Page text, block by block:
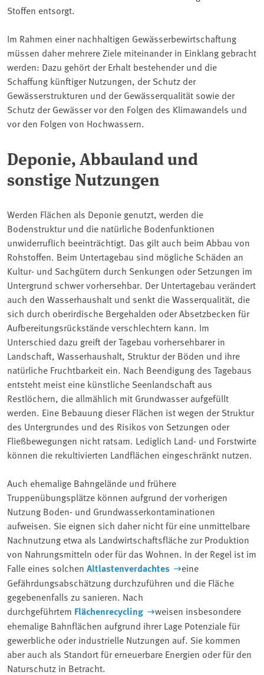
Stoffen entsorgt.
Im Rahmen einer nachhaltigen Gewässerbewirtschaftung
müssen daher mehrere Ziele miteinander in Einklang gebracht
werden: Dazu gehört der Erhalt bestehender und die
Schaffung künftiger Nutzungen, der Schutz der
Gewässerstrukturen und der Gewässerqualität sowie der
Schutz der Gewässer vor den Folgen des Klimawandels und
vor den Folgen von Hochwassern.
Deponie, Abbauland und
sonstige Nutzungen
Werden Flächen als Deponie genutzt, werden die
Bodenstruktur und die natürliche Bodenfunktionen
unwiderruflich beeinträchtigt. Das gilt auch beim Abbau von
Rohstoffen. Beim Untertagebau sind mögliche Schäden an
Kultur- und Sachgütern durch Senkungen oder Setzungen im
Untergrund schwer vorhersehbar. Der Untertagebau verändert
auch den Wasserhaushalt und senkt die Wasserqualität, die
sich durch oberirdische Bergehalden oder Absetzbecken für
Aufbereitungsrückstände verschlechtern kann. Im
Unterschied dazu greift der Tagebau vorhersehbarer in
Landschaft, Wasserhaushalt, Struktur der Böden und ihre
natürliche Fruchtbarkeit ein. Nach Beendigung des Tagebaus
entsteht meist eine künstliche Seenlandschaft aus
Restlöchern, die allmählich mit Grundwasser aufgefüllt
werden. Eine Bebauung dieser Flächen ist wegen der Struktur
des Untergrundes und des Risikos von Setzungen oder
Fließbewegungen nicht ratsam. Lediglich Land- und Forstwirte
können die rekultivierten Landflächen eingeschränkt nutzen.
Auch ehemalige Bahngelände und frühere
Truppenübungsplätze können aufgrund der vorherigen
Nutzung Boden- und Grundwasserkontaminationen
aufweisen. Sie eignen sich daher nicht für eine unmittelbare
Nachnutzung etwa als Landwirtschaftsfläche zur Produktion
von Nahrungsmitteln oder für das Wohnen. In der Regel ist im
Falle eines solchen Altlastenverdachtes
eine
Gefährdungsabschätzung durchzuführen und die Fläche
gegebenenfalls zu sanieren. Nach
durchgeführtem Flächenrecycling
weisen insbesondere
ehemalige Bahnflächen aufgrund ihrer Lage Potenziale für
gewerbliche oder industrielle Nutzungen auf. Sie kommen
aber auch als Standort für erneuerbare Energien oder für den
Naturschutz in Betracht.